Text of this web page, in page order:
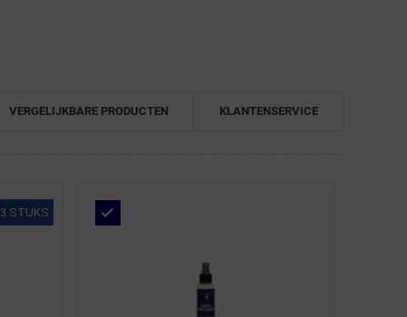
VERGELIJKBARE PRODUCTEN KLANTENSERVICE
3 STUKS